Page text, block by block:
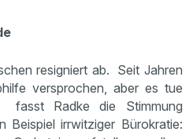
resigniert ab. Seit Jahren
versprochen, aber es tue
Radke die Stimmung
irrwitziger Bürokratie: